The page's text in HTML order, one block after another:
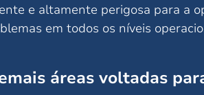
e altamente perigosa para a
em todos os níveis
áreas voltadas